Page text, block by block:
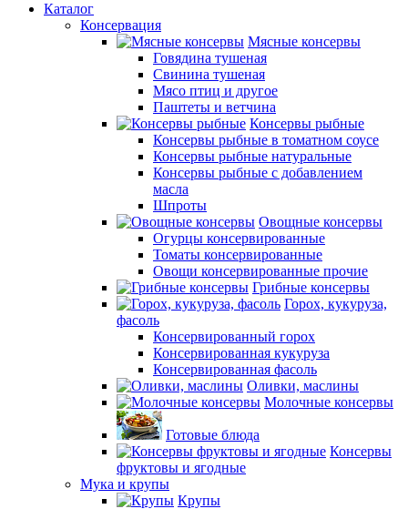
Каталог
Консервация
Мясные консервы
Говядина тушеная
Свинина тушеная
Мясо птиц и другое
Паштеты и ветчина
Консервы рыбные
Консервы рыбные в томатном соусе
Консервы рыбные натуральные
Консервы рыбные с добавлением
масла
Шпроты
Овощные консервы
Огурцы консервированные
Томаты консервированные
Овощи консервированные прочие
Грибные консервы
Горох, кукуруза,
фасоль
Консервированный горох
Консервированная кукуруза
Консервированная фасоль
Оливки, маслины
Молочные консервы
Готовые блюда
Консервы
фруктовы и ягодные
Мука и крупы
Крупы